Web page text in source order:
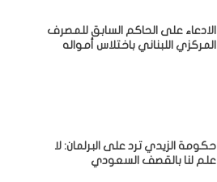
الادعاء على الحاكم السابق للمصرف
المركزي اللبناني باختلاس أمواله
حكومة الزيدي ترد على البرلمان: لا
علم لنا بالقصف السعودي